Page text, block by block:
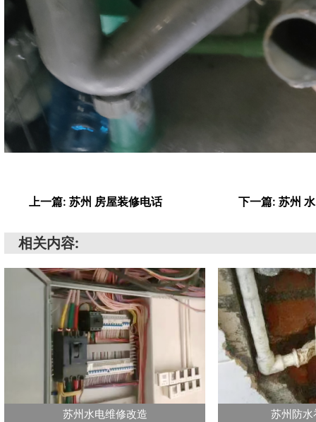
上一篇: 苏州 房屋装修电话 下一篇: 苏州
相关内容:
苏州水电维修改造 苏州防